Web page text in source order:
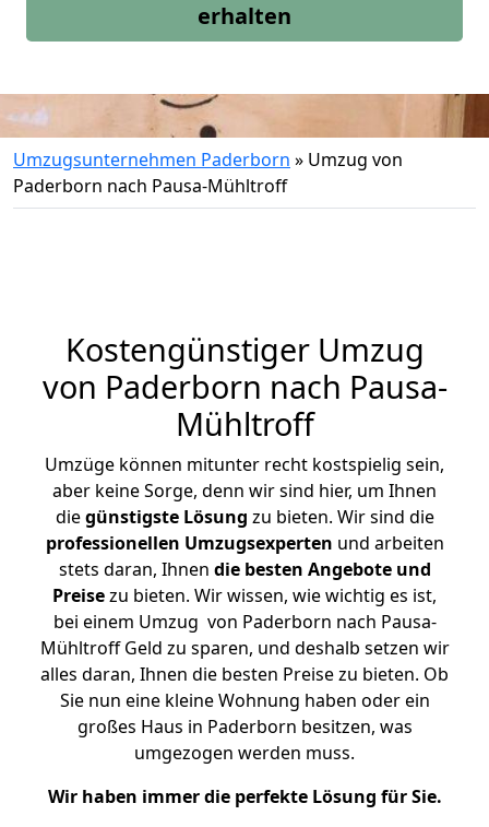
erhalten
Umzugsunternehmen Paderborn » Umzug von
Paderborn nach Pausa-Mühltroff
Kostengünstiger Umzug
von Paderborn nach Pausa-
Mühltroff
Umzüge können mitunter recht kostspielig sein,
aber keine Sorge, denn wir sind hier, um Ihnen
diegünstigste Lösung zu bieten. Wir sind die
professionellen Umzugsexperten und arbeiten
stets daran, Ihnen die besten Angebote und
Preisezu bieten. Wir wissen, wie wichtig es ist,
bei einem Umzug von Paderborn nach Pausa-
Mühltroff Geld zu sparen, und deshalb setzen wir
alles daran, Ihnen die besten Preise zu bieten. Ob
Sie nun eine kleine Wohnung haben oder ein
großes Haus in Paderborn besitzen, was
umgezogen werden muss.
Wir haben immer die perfekte Lösung für Sie.